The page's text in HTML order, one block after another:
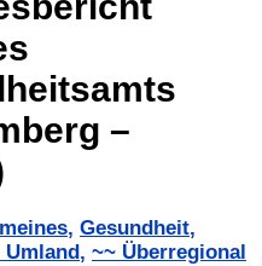
–
, Gesundheit,
Umland , ~~ Überregional